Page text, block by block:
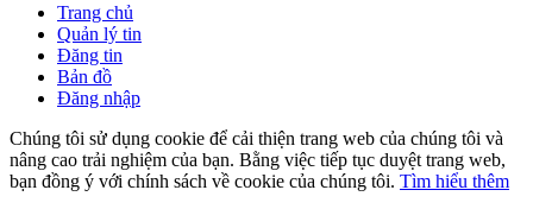
Trang chủ
Quản lý tin
Đăng tin
Bản đồ
Đăng nhập
Chúng tôi sử dụng cookie để cải thiện trang web của chúng tôi và
nâng cao trải nghiệm của bạn. Bằng việc tiếp tục duyệt trang web,
bạn đồng ý với chính sách về cookie của chúng tôi. Tìm hiểu thêm